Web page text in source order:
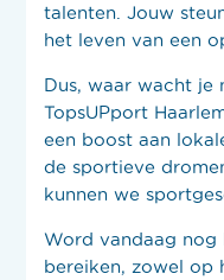
talenten. Jouw
het leven van een
Dus, waar wacht je
TopsUPport
een boost aan
de sportieve
kunnen we
Word vandaag
bereiken, zowel op